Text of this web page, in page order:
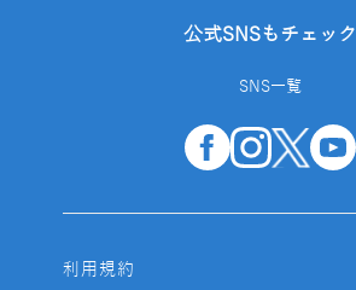
公式SNSもチェック
SNS一覧
利用規約